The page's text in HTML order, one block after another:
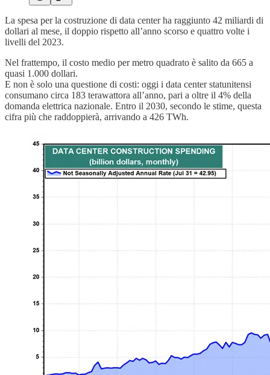
La spesa per la costruzione di data center ha raggiunto 42 miliardi di
dollari al mese, il doppio rispetto all’anno scorso e quattro volte i
livelli del 2023.
Nel frattempo, il costo medio per metro quadrato è salito da 665 a
quasi 1.000 dollari.
E non è solo una questione di costi: oggi i data center statunitensi
consumano circa 183 terawattora all’anno, pari a oltre il 4% della
domanda elettrica nazionale. Entro il 2030, secondo le stime, questa
cifra più che raddoppierà, arrivando a 426 TWh.